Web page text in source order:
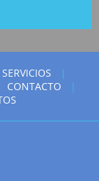
SERVICIOS
|
CONTACTO
|